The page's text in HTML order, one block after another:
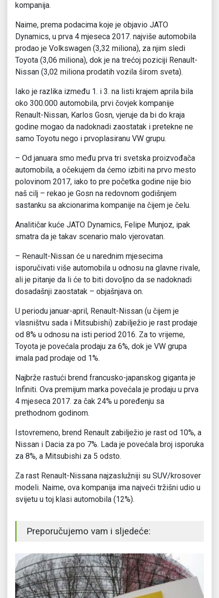
kompanija.
Naime, prema podacima koje je objavio JATO
Dynamics, u prva 4 mjeseca 2017. najviše automobila
prodao je Volkswagen (3,32 miliona), za njim sledi
Toyota (3,06 miliona), dok je na trećoj poziciji Renault-
Nissan (3,02 miliona prodatih vozila širom sveta).
Iako je razlika između 1. i 3. na listi krajem aprila bila
oko 300.000 automobila, prvi čovjek kompanije
Renault-Nissan, Karlos Gosn, vjeruje da bi do kraja
godine mogao da nadoknadi zaostatak i pretekne ne
samo Toyotu nego i prvoplasiranu VW grupu.
– Od januara smo među prva tri svetska proizvođača
automobila, a očekujem da ćemo izbiti na prvo mesto
polovinom 2017, iako to pre početka godine nije bio
naš cilj – rekao je Gosn na redovnom godišnjem
sastanku sa akcionarima kompanije na čijem je čelu.
Analitičar kuće JATO Dynamics, Felipe Munjoz, ipak
smatra da je takav scenario malo vjerovatan.
– Renault-Nissan će u narednim mjesecima
isporučivati više automobila u odnosu na glavne rivale,
ali je pitanje da li će to biti dovoljno da se nadoknadi
dosadašnji zaostatak – objašnjava on.
U periodu januar-april, Renault-Nissan (u čijem je
vlasništvu sada i Mitsubishi) zabilježio je rast prodaje
od 8% u odnosu na isti period 2016. Za to vrijeme,
Toyota je povećala prodaju za 6%, dok je VW grupa
imala pad prodaje od 1%.
Najbrže rastući brend francusko-japanskog giganta je
Infiniti. Ova premijum marka povećala je prodaju u prva
4 mjeseca 2017. za čak 24% u poređenju sa
prethodnom godinom.
Istovremeno, brend Renault zabilježio je rast od 10%, a
Nissan i Dacia za po 7%. Lada je povećala broj isporuka
za 8%, a Mitsubishi za 5 odsto.
Za rast Renault-Nissana najzaslužniji su SUV/krosover
modeli. Naime, ova kompanija ima najveći tržišni udio u
svijetu u toj klasi automobila (12%).
Preporučujemo vam i sljedeće: